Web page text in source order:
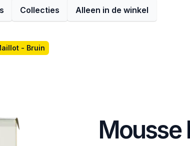
Collecties Alleen in de winkel
- Bruin
Mousse